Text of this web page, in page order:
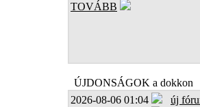
TOVÁBB
ÚJDONSÁGOK a dokkon
2026-08-06 01:04
új